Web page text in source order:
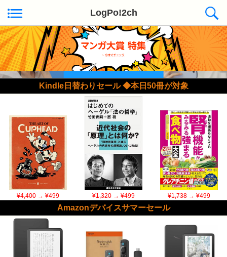
LogPo!2ch
Kindle日替わりセール ◆本日50冊が対象
¥4,400→ ¥499 ¥1,320→ ¥499 ¥1,738→ ¥499
Amazonデバイスサマーセール